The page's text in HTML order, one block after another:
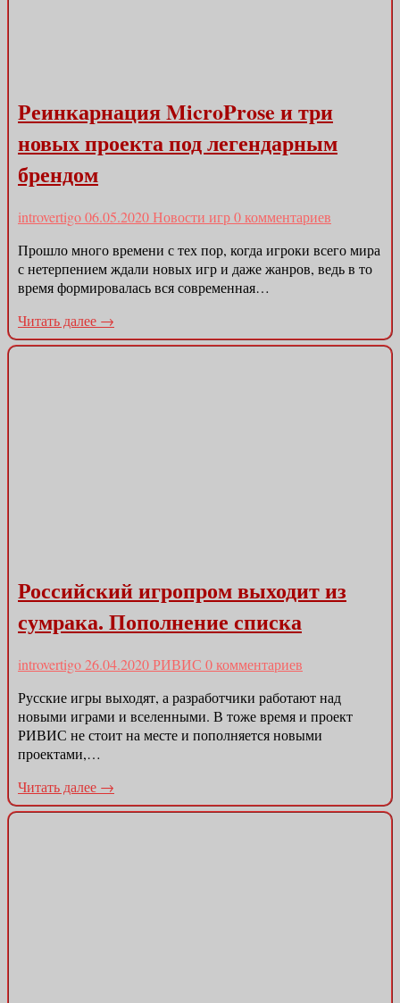
Реинкарнация MicroProse и три
новых проекта под легендарным
брендом
introvertigo06.05.2020Новости игр0 комментариев
Прошло много времени с тех пор, когда игроки всего мира
с нетерпением ждали новых игр и даже жанров, ведь в то
время формировалась вся современная…
Читать далее →
Российский игропром выходит из
сумрака. Пополнение списка
introvertigo26.04.2020РИВИС 0 комментариев
Русские игры выходят, а разработчики работают над
новыми играми и вселенными. В тоже время и проект
РИВИС не стоит на месте и пополняется новыми
проектами,…
Читать далее →